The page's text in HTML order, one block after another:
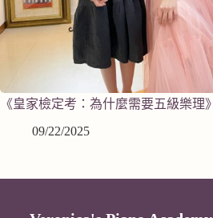
《皇家檢定考：為什麼需要五級樂理》
09/22/2025